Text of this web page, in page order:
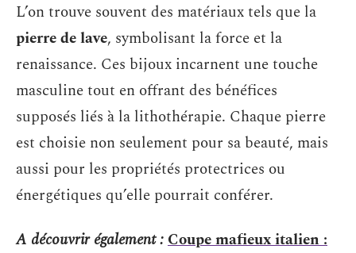
L’on trouve souvent des matériaux tels que la
pierre de lave, symbolisant la force et la
renaissance. Ces bijoux incarnent une touche
masculine tout en offrant des bénéfices
supposés liés à la lithothérapie. Chaque pierre
est choisie non seulement pour sa beauté, mais
aussi pour les propriétés protectrices ou
énergétiques qu’elle pourrait conférer.
A découvrir également :Coupe mafieux italien :